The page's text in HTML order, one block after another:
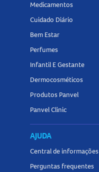
Medicamentos
Cuidado Diário
Bem Estar
Perfumes
Infantil E Gestante
Dermocosméticos
Produtos Panvel
Panvel Clinic
AJUDA
Central de informações
Perguntas frequentes